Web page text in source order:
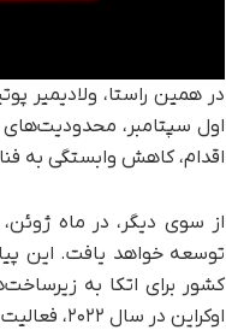
در همین راستا، ولادیمیر
اول سپتامبر، محدودیت‌های
اقدام، کاهش وابستگی به
از سوی دیگر، در ماه
توسعه خواهد یافت. این
کشور برای اتکا به
اوکراین در سال ۲۰۲۲، فعالیت خود در این کشور را متوقف یا کاهش داده‌اند.